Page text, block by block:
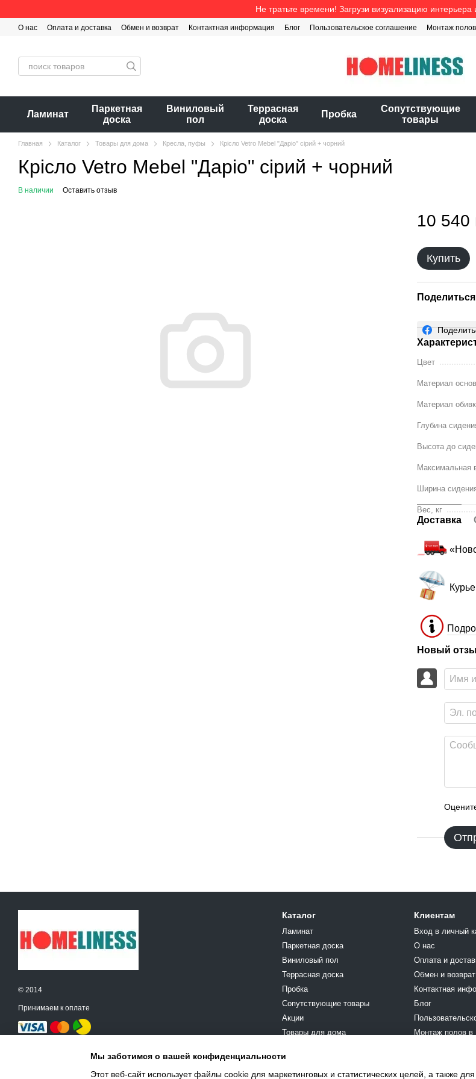
Не тратьте времени! Загрузи визуализацию
О нас Оплата и доставка Обмен и возврат Контактная информация Блог Пользовательское соглашение Монтаж
Ламинат
Паркетная
доска
Виниловый
пол
Террасная
доска
Пробка
Cопутствующие
товары
Главная Каталог Товары для дома Кресла, пуфы Крісло Vetro Mebel "Даріо" сірий + чорний
Крісло Vetro Mebel "Даріо" сірий + чорний
В наличии Оставить отзыв
10 540
Купить
Цвет
Материал
Материал
Глубина
Высота до
Максимальная
Ширина
Вес, кг
Доставка
Новый
© 2014
Принимаем к оплате
Мобильная версия
Каталог
Ламинат
Паркетная доска
Виниловый пол
Террасная доска
Пробка
Cопутствующие товары
Акции
Товары для дома
Краска
єВідновлення
Клиентам
Вход в личный
О нас
Оплата и
Обмен и возврат
Контактная
Блог
Монтаж полов в
Мы заботимся о вашей конфиденциальности
Этот веб-сайт использует файлы cookie для маркетинговых и статистических целей, а также